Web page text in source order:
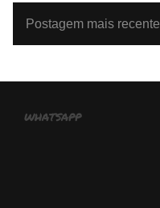
Postagem mais recente
whatsapp